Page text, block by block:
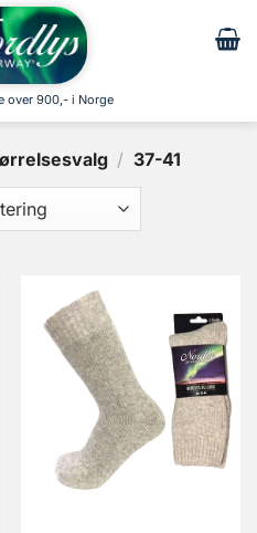
over 900,- i Norge
/ 37-41